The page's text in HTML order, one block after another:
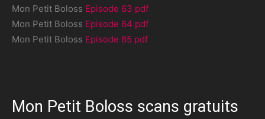
Mon Petit Boloss Episode 63 pdf
Mon Petit Boloss Episode 64 pdf
Mon Petit Boloss Episode 65 pdf
Mon Petit Boloss scans gratuits